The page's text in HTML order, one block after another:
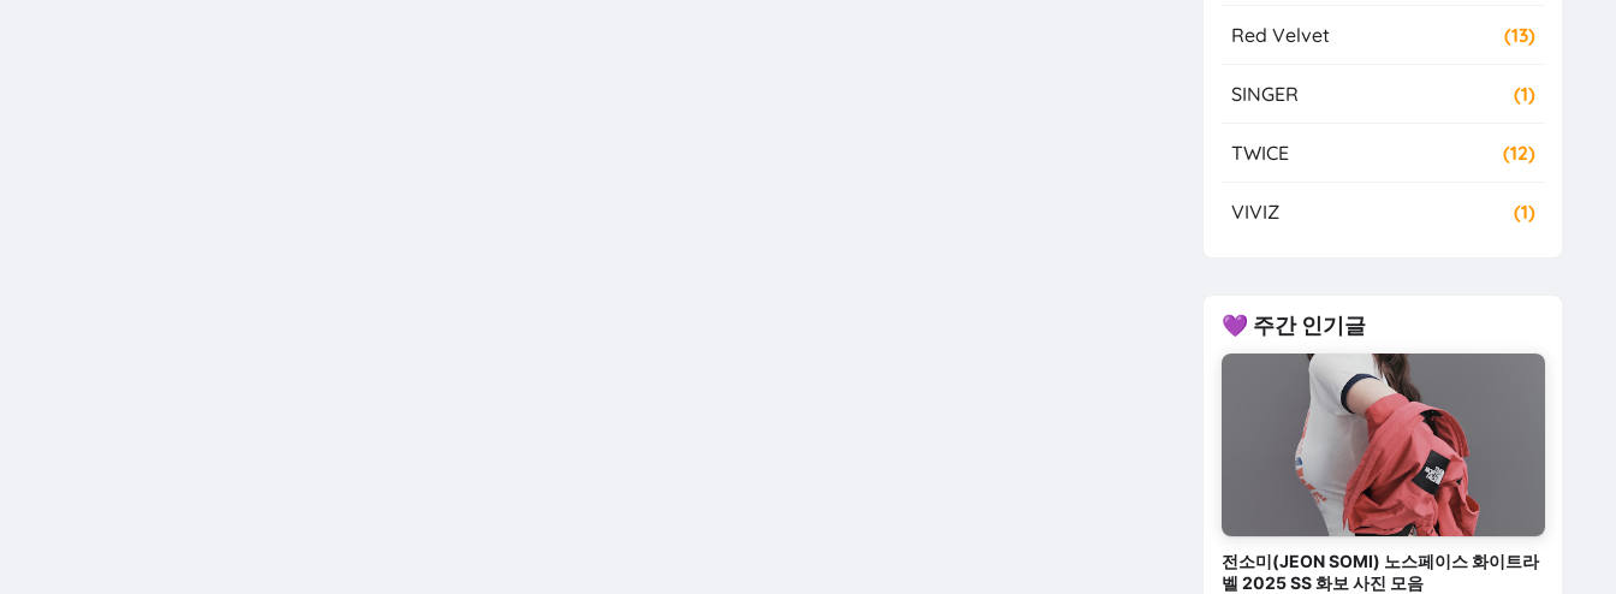
Red Velvet (13)
SINGER (1)
TWICE (12)
VIVIZ (1)
💜 주간 인기글
전소미(JEON SOMI) 노스페이스 화이트라
벨 2025 SS 화보 사진 모음